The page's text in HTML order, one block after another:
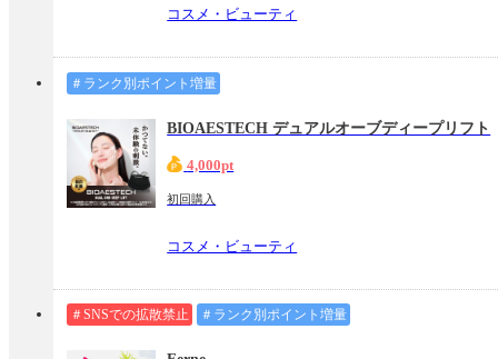
コスメ・ビューティ
＃ランク別ポイント増量
BIOAESTECH デュアルオーブディープリフト
4,000pt
初回購入
コスメ・ビューティ
＃SNSでの拡散禁止 ＃ランク別ポイント増量